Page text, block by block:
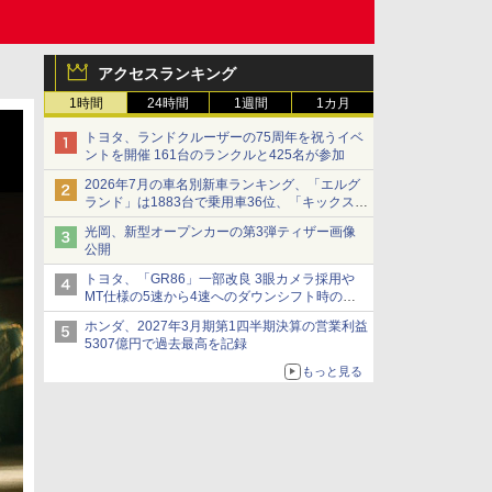
アクセスランキング
1時間 24時間 1週間 1カ月
トヨタ、ランドクルーザーの75周年を祝うイベ
ントを開催 161台のランクルと425名が参加
2026年7月の車名別新車ランキング、「エルグ
ランド」は1883台で乗用車36位、「キックス」
は2591台で27位に
光岡、新型オープンカーの第3弾ティザー画像
公開
トヨタ、「GR86」一部改良 3眼カメラ採用や
MT仕様の5速から4速へのダウンシフト時の操
作性向上など
ホンダ、2027年3月期第1四半期決算の営業利益
5307億円で過去最高を記録
もっと見る